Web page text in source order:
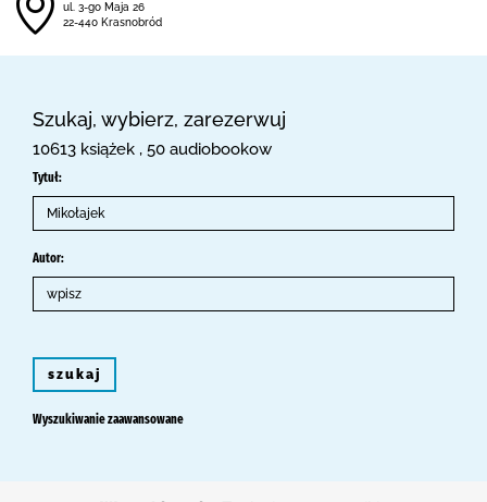
ul. 3-go Maja 26
22-440 Krasnobród
Szukaj, wybierz, zarezerwuj
10613 książek , 50 audiobookow
Tytuł:
Autor:
szukaj
Wyszukiwanie zaawansowane